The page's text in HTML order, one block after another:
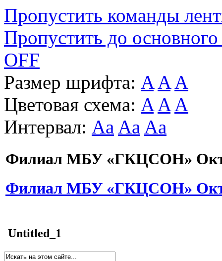
Пропустить команды
Пропустить до основного
OFF
Размер шрифта: A A A
Цветовая схема: A A A
Интервал: Aa Aa Aa
Филиал МБУ «ГКЦСОН»
Филиал МБУ «ГКЦСОН»
Untitled_1